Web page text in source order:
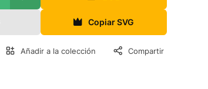
Copiar SVG
Añadir a la colección Compartir